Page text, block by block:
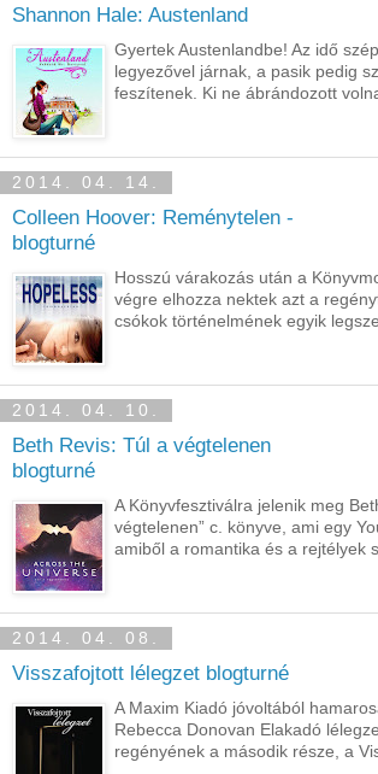
Shannon Hale: Austenland
Gyertek Austenlandbe! Az idő
legyezővel járnak, a pasik pedig
feszítenek. Ki ne ábrándozott
2014. 04. 14.
Colleen Hoover: Reménytelen -
blogturné
Hosszú várakozás után a
végre elhozza nektek azt a
csókok történelmének egyik
2014. 04. 10.
Beth Revis: Túl a végtelenen
blogturné
A Könyvfesztiválra jelenik meg
végtelenen” c. könyve, ami egy
amiből a romantika és a rejtélyek
2014. 04. 08.
Visszafojtott lélegzet blogturné
A Maxim Kiadó jóvoltából
Rebecca Donovan Elakadó
regényének a második része, a